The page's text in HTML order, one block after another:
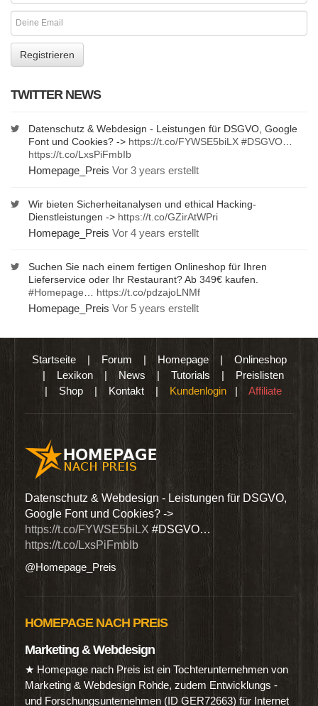
TWITTER NEWS
Datenschutz & Webdesign - Leistungen für DSGVO, Google
Font und Cookies? -> https://t.co/FYWSE5biLX #DSGVO
https://t.co/LxsPiFmbIb
Homepage_Preis Vor 3 years erstellt
Wir bieten Sicherheitanalysen und ethical Hacking-
Dienstleistungen -> https://t.co/GZirAtWPri
Homepage_Preis Vor 4 years erstellt
Suchen Sie nach einem fertigen Onlineshop für Ihren
Lieferservice oder Ihr Restaurant? Ab 349€ kaufen.
#Homepage
https://t.co/pdzajoLNMf
Homepage_Preis Vor 5 years erstellt
Startseite| Forum | Homepage| Onlineshop
| Lexikon | News | Tutorials | Preislisten
| Shop | Kontakt | Kundenlogin | Affiliate
Datenschutz & Webdesign - Leistungen für DSGVO,
Google Font und Cookies? ->
https://t.co/FYWSE5biLX #DSGVO…
https://t.co/LxsPiFmbIb
@Homepage_Preis
HOMEPAGE NACH PREIS
Marketing & Webdesign
★ Homepage nach Preis ist ein Tochterunternehmen von
Marketing & Webdesign Rohde, zudem Entwicklungs -
und Forschungsunternehmen (ID GER72663) für Internet